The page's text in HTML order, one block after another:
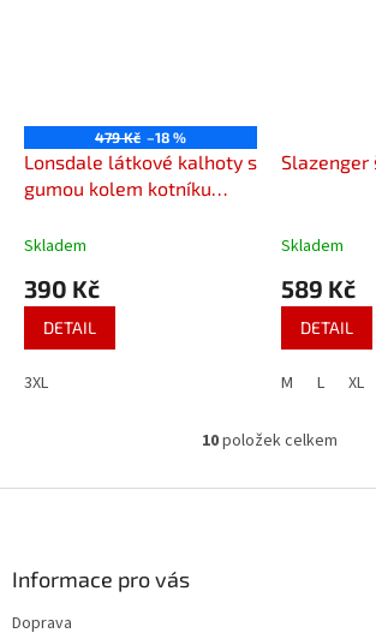
479 Kč –18 %
Lonsdale látkové kalhoty s
gumou kolem kotníku
Skladem
390 Kč
DETAIL
3XL
Slazenger
Skladem
589 Kč
DETAIL
M L XL
O
l
10položek celkem
Informace pro vás
Doprava